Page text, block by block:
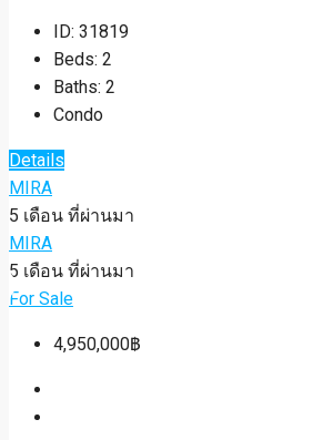
ID: 31819
Beds: 2
Baths: 2
Condo
Details
MIRA
5 เดือน ที่ผ่านมา
MIRA
5 เดือน ที่ผ่านมา
For Sale
4,950,000฿